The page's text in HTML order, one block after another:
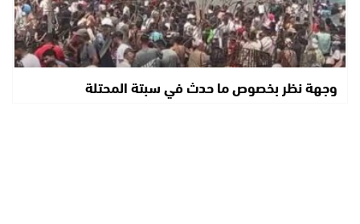
وجهة نظر بخصوص ما حدث في سبتة المحتلة